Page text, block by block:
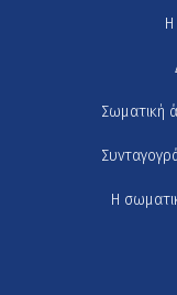
Σωματική
Η